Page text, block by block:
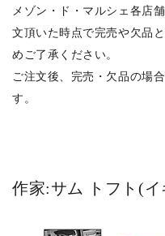
メゾン・ド・マルシェ各店
文頂いた時点で完売や欠品
めご了承ください。
ご注文後、完売・欠品の場
す。
作家:サム トフト(